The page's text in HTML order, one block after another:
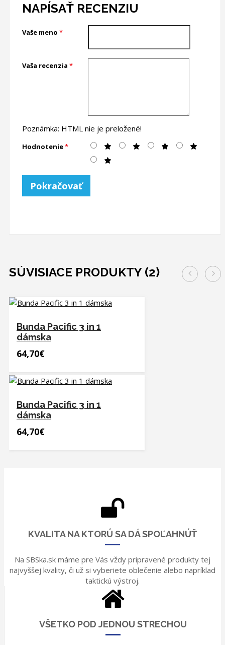
NAPÍSAŤ RECENZIU
Vaše meno
Vaša recenzia
Poznámka: HTML nie je preložené!
Hodnotenie
Pokračovať
SÚVISIACE PRODUKTY (2)
Bunda Pacific 3 in 1
dámska
64,70€
Bunda Pacific 3 in 1
dámska
64,70€
KVALITA NA KTORÚ SA DÁ SPOĽAHNÚŤ
Na SBSka.sk máme pre Vás vždy pripravené produkty tej
najvyššej kvality, či už si vyberiete oblečenie alebo napríklad
taktickú výstroj.
VŠETKO POD JEDNOU STRECHOU